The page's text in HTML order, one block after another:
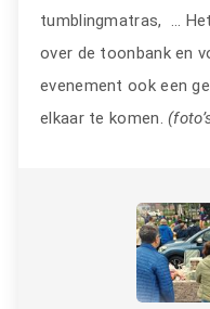
tumblingmatras, …
over de toonbank en
evenement ook een
elkaar te komen.